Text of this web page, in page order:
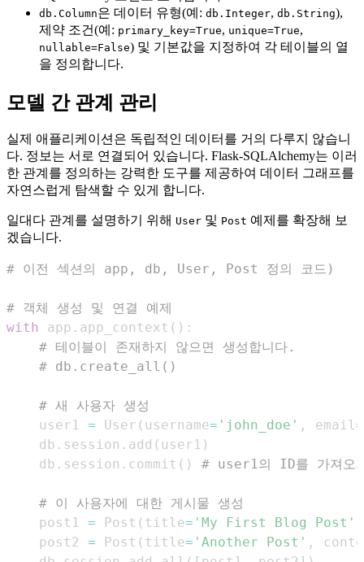
db.Column은 데이터 유형(예: db.Integer, db.String),
제약 조건(예: primary_key=True, unique=True,
nullable=False) 및 기본값을 지정하여 각 테이블의 열
을 정의합니다.
모델 간 관계 관리
실제 애플리케이션은 독립적인 데이터를 거의 다루지 않습니
다. 정보는 서로 연결되어 있습니다. Flask-SQLAlchemy는 이러
한 관계를 정의하는 강력한 도구를 제공하여 데이터 그래프를
자연스럽게 탐색할 수 있게 합니다.
일대다 관계를 설명하기 위해 User 및 Post 예제를 확장해 보
겠습니다.
# 이전 섹션의 app, db, User, Post 정의 코드)
# 객체 생성 및 연결 예제
with
app . app_context ( ) :
# 테이블이 존재하지 않으면 생성합니다.
# db.create_all()
# 새 사용자 생성
    user1
= User ( username= 'john_doe' , email=
    db
. session . add ( user1 )
    db
. session . commit ( ) # user1의 ID를 가져오
# 이 사용자에 대한 게시물 생성
    post1
= Post ( title= 'My First Blog Post'
    post2
= Post ( title= 'Another Post' ,